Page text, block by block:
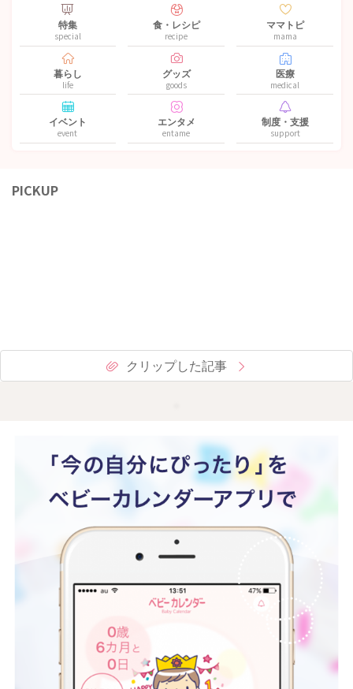
特集
special
食・レシピ
recipe
ママトピ
mama
暮らし
life
グッズ
goods
医療
medical
イベント
event
エンタメ
entame
制度・支援
support
PICKUP
クリップした記事